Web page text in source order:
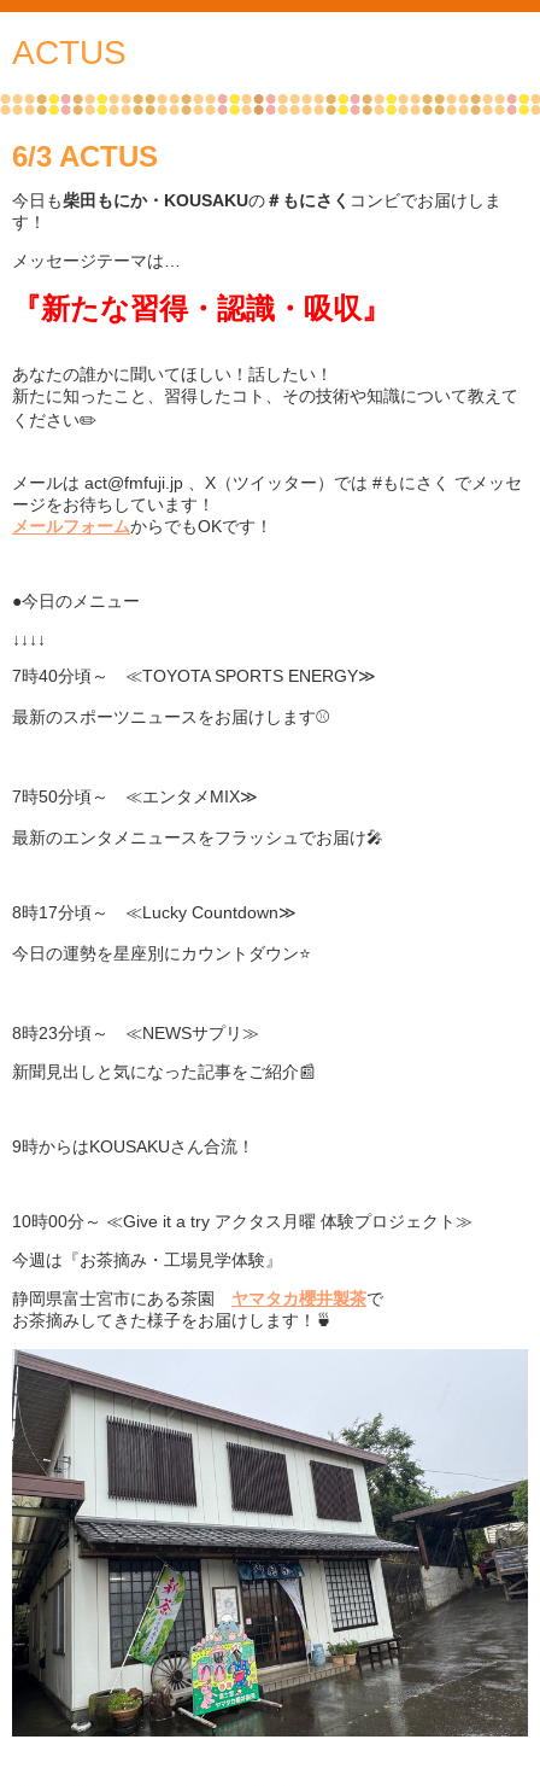
ACTUS
6/3 ACTUS
今日も柴田もにか・KOUSAKUの＃もにさく コンビでお届けしま
す！
メッセージテーマは…
『新たな習得・認識・吸収』
あなたの誰かに聞いてほしい！話したい！
新たに知ったこと、習得したコト、その技術や知識について教えて
ください✏️
メールは act@fmfuji.jp 、X（ツイッター）では #もにさく でメッセ
ージをお待ちしています！
メールフォームからでもOKです！
●今日のメニュー
↓↓↓↓
7時40分頃～ ≪TOYOTA SPORTS ENERGY≫
最新のスポーツニュースをお届けします⚾
7時50分頃～ ≪エンタメMIX≫
最新のエンタメニュースをフラッシュでお届け🎤
8時17分頃～ ≪Lucky Countdown≫
今日の運勢を星座別にカウントダウン⭐
8時23分頃～ ≪NEWSサプリ≫
新聞見出しと気になった記事をご紹介📰
9時からはKOUSAKUさん合流！
10時00分～ ≪Give it a try アクタス月曜 体験プロジェクト≫
今週は『お茶摘み・工場見学体験』
静岡県富士宮市にある茶園 ヤマタカ櫻井製茶で
お茶摘みしてきた様子をお届けします！🍵